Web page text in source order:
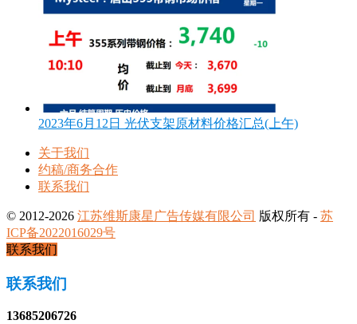
2023年6月12日 光伏支架原材料价格汇总(上午)
关于我们
约稿/商务合作
联系我们
© 2012-2026 江苏维斯康星广告传媒有限公司 版权所有 - 苏
ICP备2022016029号
联系我们
联系我们
13685206726